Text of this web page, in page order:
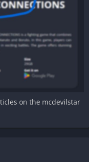
on the mcdevilstar